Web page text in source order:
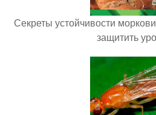
Секреты устойчивости
защитить